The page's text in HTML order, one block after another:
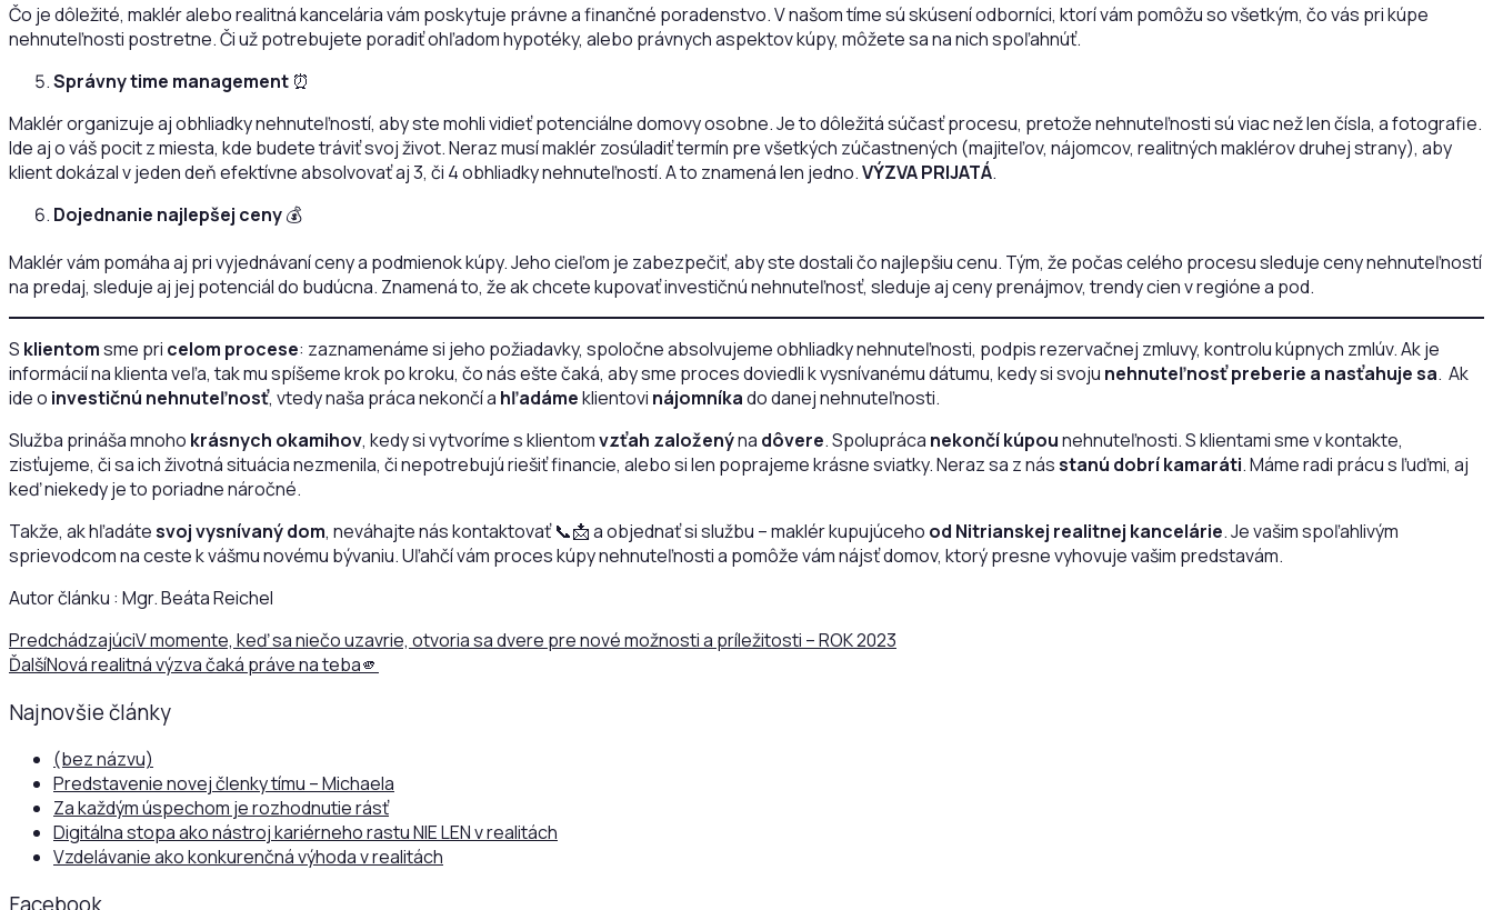
Čo je dôležité, maklér alebo realitná kancelária vám poskytuje právne a finančné poradenstvo. V našom tíme sú skúsení odborníci, ktorí vám pomôžu so všetkým, čo vás pri kúpe
nehnuteľnosti postretne. Či už potrebujete poradiť ohľadom hypotéky, alebo právnych aspektov kúpy, môžete sa na nich spoľahnúť.
Správny time management ⏰
Maklér organizuje aj obhliadky nehnuteľností, aby ste mohli vidieť potenciálne domovy osobne. Je to dôležitá súčasť procesu, pretože nehnuteľnosti sú viac než len čísla, a fotografie.
Ide aj o váš pocit z miesta, kde budete tráviť svoj život. Neraz musí maklér zosúladiť termín pre všetkých zúčastnených (majiteľov, nájomcov, realitných maklérov druhej strany), aby
klient dokázal v jeden deň efektívne absolvovať aj 3, či 4 obhliadky nehnuteľností. A to znamená len jedno.VÝZVA PRIJATÁ.
Dojednanie najlepšej ceny💰
Maklér vám pomáha aj pri vyjednávaní ceny a podmienok kúpy. Jeho cieľom je zabezpečiť, aby ste dostali čo najlepšiu cenu. Tým, že počas celého procesu sleduje ceny nehnuteľností
na predaj, sleduje aj jej potenciál do budúcna. Znamená to, že ak chcete kupovať investičnú nehnuteľnosť, sleduje aj ceny prenájmov, trendy cien v regióne a pod.
S klientomsme pri celom procese: zaznamenáme si jeho požiadavky, spoločne absolvujeme obhliadky nehnuteľnosti, podpis rezervačnej zmluvy, kontrolu kúpnych zmlúv. Ak je
informácií na klienta veľa, tak mu spíšeme krok po kroku, čo nás ešte čaká, aby sme proces doviedli k vysnívanému dátumu, kedy si svoju nehnuteľnosť preberie a nasťahuje sa. Ak
ide o investičnú nehnuteľnosť, vtedy naša práca nekončí a hľadámeklientovi nájomníkado danej nehnuteľnosti.
Služba prináša mnoho krásnych okamihov, kedy si vytvoríme s klientomvzťah založenýna dôvere. Spolupráca nekončí kúpounehnuteľnosti. S klientami sme v kontakte,
zisťujeme, či sa ich životná situácia nezmenila, či nepotrebujú riešiť financie, alebo si len poprajeme krásne sviatky. Neraz sa z násstanú dobrí kamaráti. Máme radi prácu s ľuďmi, aj
keď niekedy je to poriadne náročné.
Takže, ak hľadátesvoj vysnívaný dom, neváhajte nás kontaktovať 📞📩 a objednať si službu – maklér kupujúceho od Nitrianskej realitnej kancelárie. Je vašim spoľahlivým
sprievodcom na ceste k vášmu novému bývaniu. Uľahčí vám proces kúpy nehnuteľnosti a pomôže vám nájsť domov, ktorý presne vyhovuje vašim predstavám.
Autor článku : Mgr. Beáta Reichel
PredchádzajúciV momente, keď sa niečo uzavrie, otvoria sa dvere pre nové možnosti a príležitosti – ROK 2023
ĎalšíNová realitná výzva čaká práve na teba🫵
Najnovšie články
(bez názvu)
Predstavenie novej členky tímu – Michaela
Za každým úspechom je rozhodnutie rásť
Digitálna stopa ako nástroj kariérneho rastu NIE LEN v realitách
Vzdelávanie ako konkurenčná výhoda v realitách